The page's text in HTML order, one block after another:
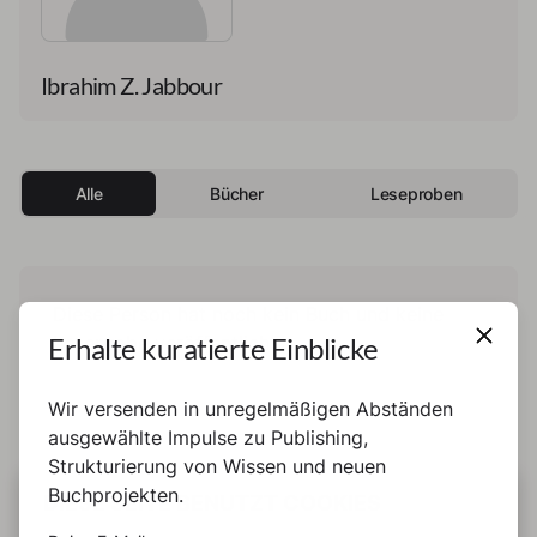
Ibrahim Z. Jabbour
Alle Bücher Leseproben
Leseprobe veröffentlicht.
DIESE SEITE BENUTZT COOKIES
Erhalte kuratierte Einblicke
Wir versenden in unregelmäßigen Abständen
ausgewählte Impulse zu Publishing,
Strukturierung von Wissen und neuen
Buchprojekten.